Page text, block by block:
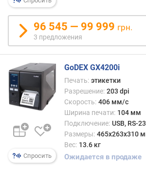
е
н
и
й
т
и
м
к
с
р
а
96 545 — 99 999 грн.
3 предложения
Спросить
GoDEX GX4200i
Печать: этикетки
Разрешение: 203 dpi
Скорость: 406 мм/с
Ширина печати: 104 мм
Подключение: USB, RS-
Размеры: 465x263x310
Вес: 13.6 кг
Ожидается в продаже